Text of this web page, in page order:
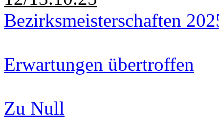
Bezirksmeisterschaften
Erwartungen übertroffen
Zu Null